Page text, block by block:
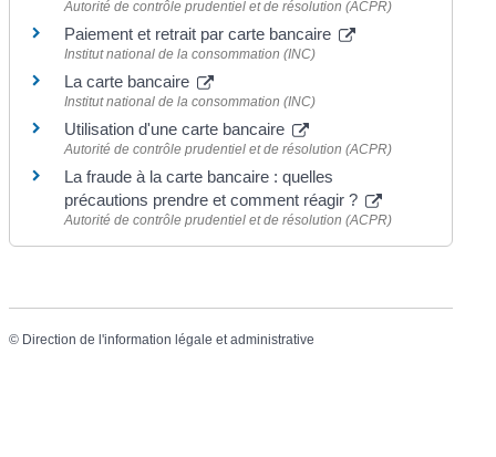
Autorité de contrôle prudentiel et de résolution (ACPR)
Paiement et retrait par carte bancaire
Institut national de la consommation (INC)
La carte bancaire
Institut national de la consommation (INC)
Utilisation d'une carte bancaire
Autorité de contrôle prudentiel et de résolution (ACPR)
La fraude à la carte bancaire : quelles
précautions prendre et comment réagir ?
Autorité de contrôle prudentiel et de résolution (ACPR)
© Direction de l'information légale et administrative